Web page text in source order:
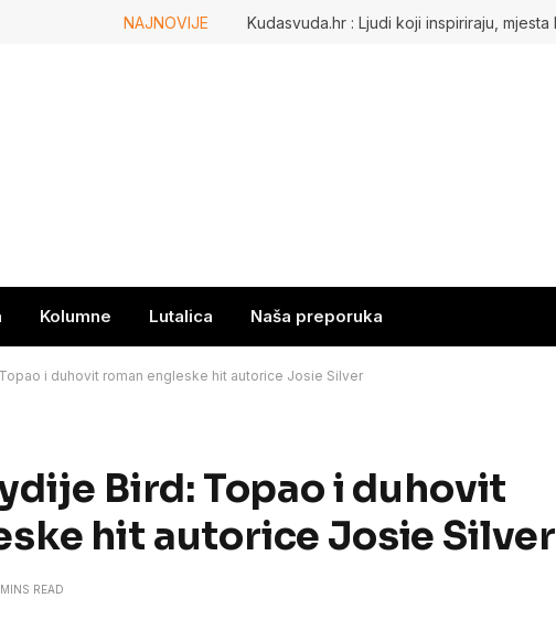
NAJNOVIJE
Kolumne Lutalica Naša preporuka
i duhovit roman engleske hit autorice Josie Silver
Bird: Topao i duhovit
hit autorice Josie Silver
READ